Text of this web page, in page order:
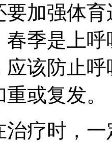
要加强体
春季是上
应该防止
或复发。
治疗时，